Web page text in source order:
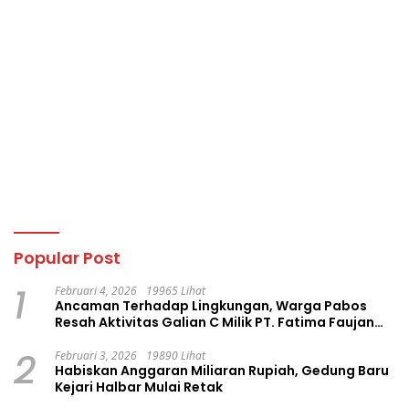
Popular Post
1 Februari 4, 2026 19965 Lihat
Ancaman Terhadap Lingkungan, Warga Pabos
Resah Aktivitas Galian C Milik PT. Fatima Faujan
2 Februari 3, 2026 19890 Lihat
Habiskan Anggaran Miliaran Rupiah, Gedung Baru
Kejari Halbar Mulai Retak